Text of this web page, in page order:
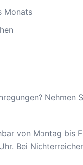
Monats
Nehmen
von Montag bis
Bei